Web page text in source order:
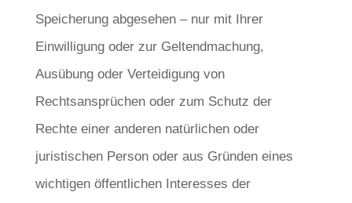
Speicherung abgesehen – nur mit Ihrer
Einwilligung oder zur Geltendmachung,
Ausübung oder Verteidigung von
Rechtsansprüchen oder zum Schutz der
Rechte einer anderen natürlichen oder
juristischen Person oder aus Gründen eines
wichtigen öffentlichen Interesses der